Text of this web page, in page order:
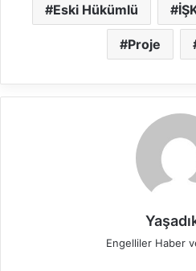
Eski Hükümlü
Proje
Engelliler Haber